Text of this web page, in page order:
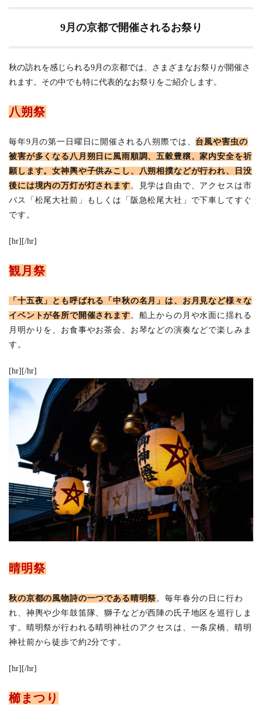
都
さ
れ
3
鵜
飼
お
わ
5
9月
の京
都観
9月の京都で開催されるお祭り
秋の訪れを感じられる9月の京都では、さまざまなお祭りが開催さ
れます。その中でも特に代表的なお祭りをご紹介します。
八朔祭
毎年9月の第一日曜日に開催される八朔際では、 台風や害虫の
被害が多くなる八月朔日に風雨順調、五穀豊穣、家内安全を祈
願します。女神輿や子供みこし、八朔相撲などが行われ、日没
後には境内の万灯が灯されます。見学は自由で、アクセスは市
バス「松尾大社前」もしくは「阪急松尾大社」で下車してすぐ
です。
[hr][/hr]
観月祭
「十五夜」とも呼ばれる「中秋の名月」は、お月見など様々な
イベントが各所で開催されます。船上からの月や水面に揺れる
月明かりを、お食事やお茶会、お琴などの演奏などで楽しみま
す。
[hr][/hr]
晴明祭
秋の京都の風物詩の一つである晴明祭。毎年春分の日に行わ
れ、神輿や少年鼓笛隊、獅子などが西陣の氏子地区を巡行しま
す。晴明祭が行われる晴明神社のアクセスは、一条戻橋、晴明
神社前から徒歩で約2分です。
[hr][/hr]
櫛まつり